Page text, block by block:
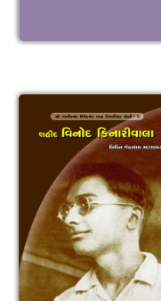
શહીદ વિનોદ કિનારીવાલા